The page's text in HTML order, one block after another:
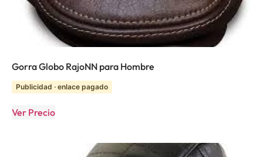
Gorra Globo RajoNN para Hombre
Publicidad · enlace pagado
Ver Precio